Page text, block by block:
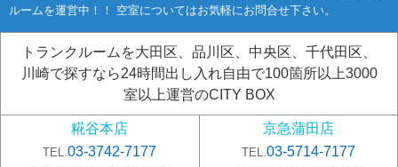
ルームを運営中！！ 空室についてはお気軽にお問合せ下さい。
トランクルームを大田区、品川区、中央区、千代田区、
川崎で探すなら24時間出し入れ自由で100箇所以上3000
室以上運営のCITY BOX
糀谷本店
TEL.03-3742-7177
京急蒲田店
TEL. 03-5714-7177